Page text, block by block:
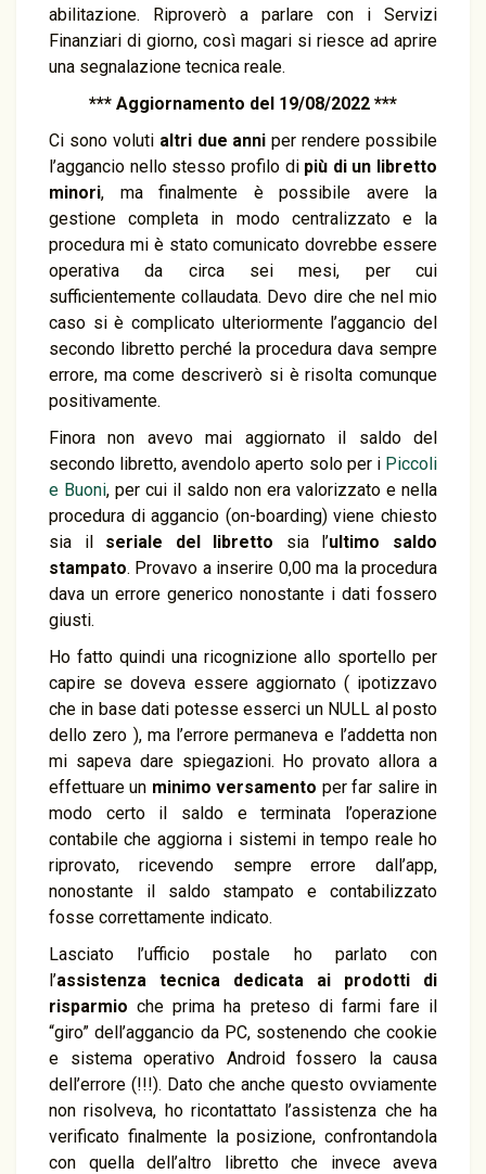
abilitazione. Riproverò a parlare con i Servizi
Finanziari di giorno, così magari si riesce ad aprire
una segnalazione tecnica reale.
*** Aggiornamento del 19/08/2022 ***
Ci sono voluti altri due anni per rendere possibile
l’aggancio nello stesso profilo di più di un libretto
minori, ma finalmente è possibile avere la
gestione completa in modo centralizzato e la
procedura mi è stato comunicato dovrebbe essere
operativa da circa sei mesi, per cui
sufficientemente collaudata. Devo dire che nel mio
caso si è complicato ulteriormente l’aggancio del
secondo libretto perché la procedura dava sempre
errore, ma come descriverò si è risolta comunque
positivamente.
Finora non avevo mai aggiornato il saldo del
secondo libretto, avendolo aperto solo per i Piccoli
e Buoni, per cui il saldo non era valorizzato e nella
procedura di aggancio (on-boarding) viene chiesto
sia il seriale del libretto sia l’ultimo saldo
stampato. Provavo a inserire 0,00 ma la procedura
dava un errore generico nonostante i dati fossero
giusti.
Ho fatto quindi una ricognizione allo sportello per
capire se doveva essere aggiornato ( ipotizzavo
che in base dati potesse esserci un NULL al posto
dello zero ), ma l’errore permaneva e l’addetta non
mi sapeva dare spiegazioni. Ho provato allora a
effettuare un minimo versamento per far salire in
modo certo il saldo e terminata l’operazione
contabile che aggiorna i sistemi in tempo reale ho
riprovato, ricevendo sempre errore dall’app,
nonostante il saldo stampato e contabilizzato
fosse correttamente indicato.
Lasciato l’ufficio postale ho parlato con
l’assistenza tecnica dedicata ai prodotti di
risparmio che prima ha preteso di farmi fare il
“giro” dell’aggancio da PC, sostenendo che cookie
e sistema operativo Android fossero la causa
dell’errore (!!!). Dato che anche questo ovviamente
non risolveva, ho ricontattato l’assistenza che ha
verificato finalmente la posizione, confrontandola
con quella dell’altro libretto che invece aveva